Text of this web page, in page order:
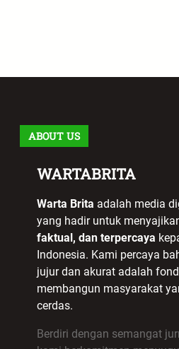
ABOUT US
WARTABRITA
Warta Brita adalah media
yang hadir untuk
faktual, dan terpercaya
Indonesia. Kami percaya
jujur dan akurat adalah
membangun masyarakat
cerdas.
Berdiri dengan semangat